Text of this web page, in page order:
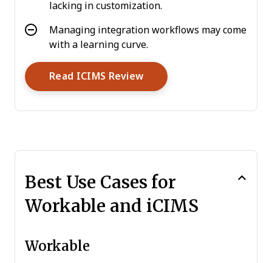
lacking in customization.
Managing integration workflows may come
with a learning curve.
Read ICIMS ReviewOpens New Window
Best Use Cases for
Workable and iCIMS
Workable